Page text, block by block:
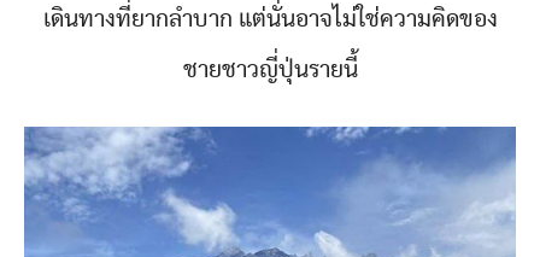
เดินทางที่ยากลำบาก แต่นั่นอาจไม่ใช่ความคิดของ
ชายชาวญี่ปุ่นรายนี้